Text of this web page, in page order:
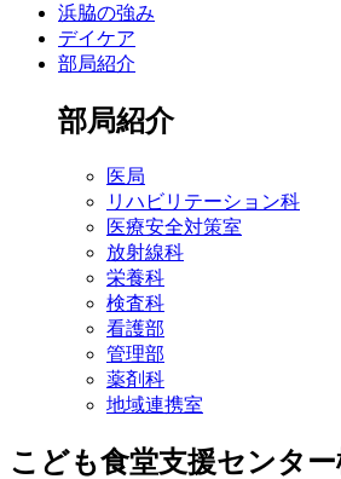
浜脇の強み
デイケア
部局紹介
部局紹介
医局
リハビリテーション科
医療安全対策室
放射線科
栄養科
検査科
看護部
管理部
薬剤科
地域連携室
こども食堂支援センタ